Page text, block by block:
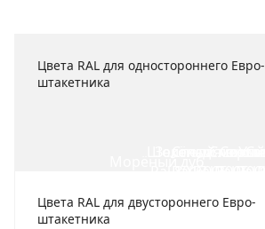
Цвета RAL для одностороннего Евро-
штакетника
Цвета RAL для двустороннего Евро-
штакетника